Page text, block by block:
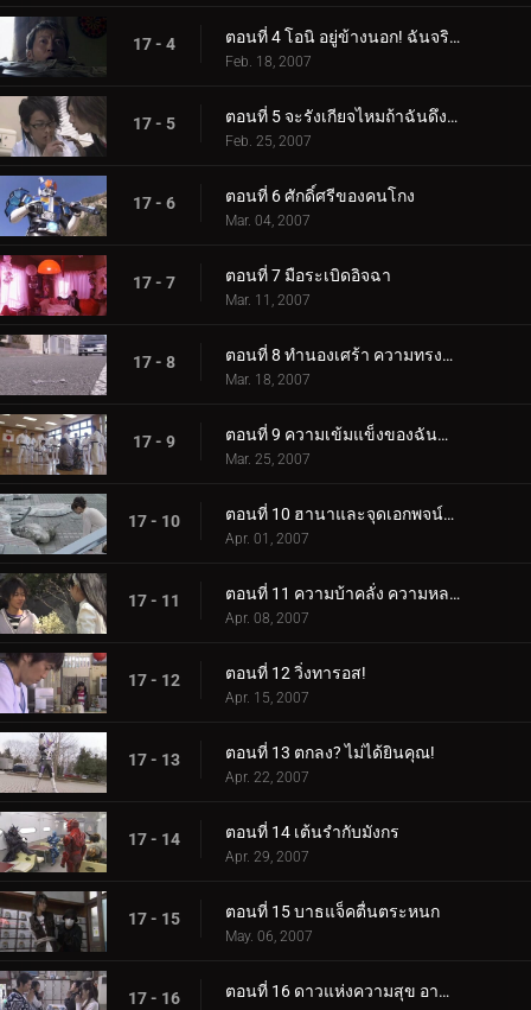
17 - 4 ตอนที่ 4 โอนิ อยู่ข้างนอก! ฉันจริงจัง
Feb. 18, 2007
17 - 5 ตอนที่ 5 จะรังเกียจไหมถ้าฉันดึงคุณเข้ามา?
Feb. 25, 2007
17 - 6 ตอนที่ 6 ศักดิ์ศรีของคนโกง
Mar. 04, 2007
17 - 7 ตอนที่ 7 มือระเบิดอิจฉา
Mar. 11, 2007
17 - 8 ตอนที่ 8 ทำนองเศร้า ความทรงจำแห่งความรัก
Mar. 18, 2007
17 - 9 ตอนที่ 9 ความเข้มแข็งของฉันทำให้คุณร้องไห้
Mar. 25, 2007
17 - 10 ตอนที่ 10 ฮานาและจุดเอกพจน์พายุ
Apr. 01, 2007
17 - 11 ตอนที่ 11 ความบ้าคลั่ง ความหลงผิด ลมหายใจของทารก
Apr. 08, 2007
17 - 12 ตอนที่ 12 วิ่งทารอส!
Apr. 15, 2007
17 - 13 ตอนที่ 13 ตกลง? ไม่ได้ยินคุณ!
Apr. 22, 2007
17 - 14 ตอนที่ 14 เต้นรำกับมังกร
Apr. 29, 2007
17 - 15 ตอนที่ 15 บาธแจ็คตื่นตระหนก
May. 06, 2007
17 - 16 ตอนที่ 16 ดาวแห่งความสุข อาชญากรยอมจำนน